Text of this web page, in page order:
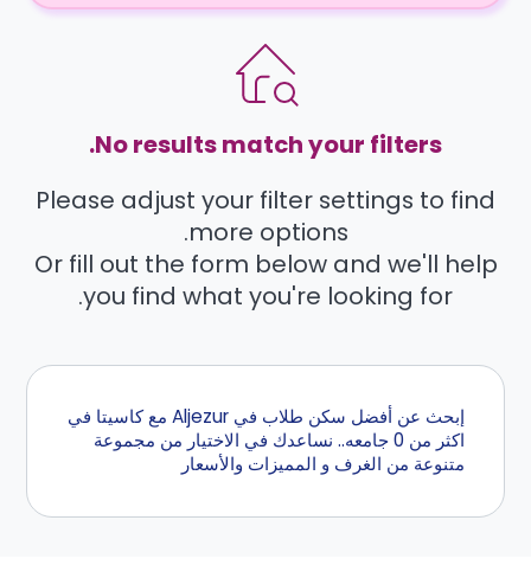
No results match your filters.
Please adjust your filter settings to find
more options.
Or fill out the form below and we'll help
you find what you're looking for.
إبحث عن أفضل سكن طلاب في Aljezur مع كاسيتا في
اكثر من 0 جامعه.. نساعدك في الاختيار من مجموعة
متنوعة من الغرف و المميزات والأسعار